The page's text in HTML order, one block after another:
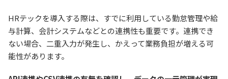
HRテックを導入する際は、すでに利用している勤怠管理や給
与計算、会計システムなどとの連携性も重要です。連携でき
ない場合、二重入力が発生し、かえって業務負担が増える可
能性があります。